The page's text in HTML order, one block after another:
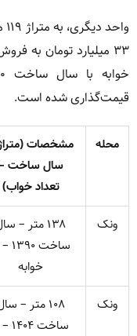
قیمت‌گذاری شده است.
محله
مشخصات
سال ساخت
تعداد خواب)
ونک
۱۳۸ متر –
خوابه
ونک
۱۰۸ متر –